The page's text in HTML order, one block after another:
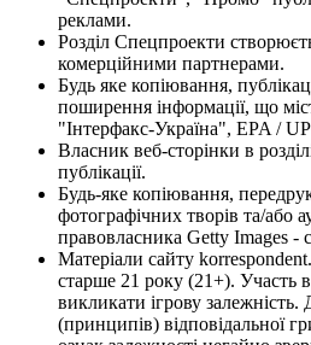
реклами.
Розділ Спецпроекти
комерційними партнерами.
Будь яке копіювання,
поширення інформації, що
"Інтерфакс-Україна", EPA /
Власник веб-сторінки в
публікації.
Будь-яке копіювання,
фотографічних творів та/або
правовласника Getty Images -
Матеріали сайту
старше 21 року (21+). Участь
викликати ігрову
(принципів) відповідальної